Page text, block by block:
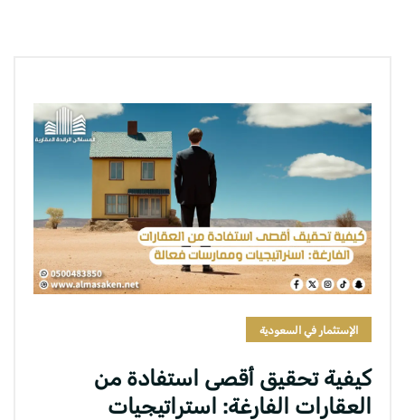
الإستثمار في السعودية
كيفية تحقيق أقصى استفادة من
العقارات الفارغة: استراتيجيات